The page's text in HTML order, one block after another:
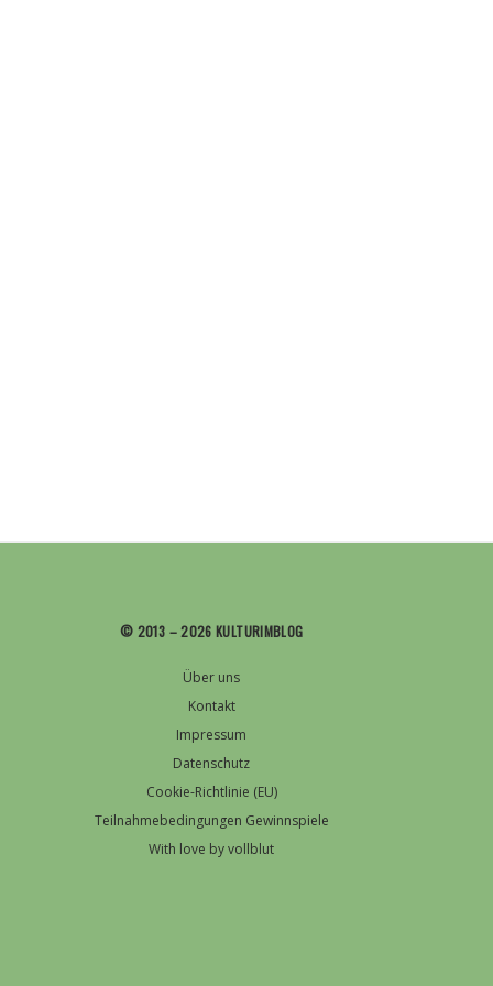
© 2013 – 2026 KULTURIMBLOG
Über uns
Kontakt
Impressum
Datenschutz
Cookie-Richtlinie (EU)
Teilnahmebedingungen Gewinnspiele
With love by vollblut